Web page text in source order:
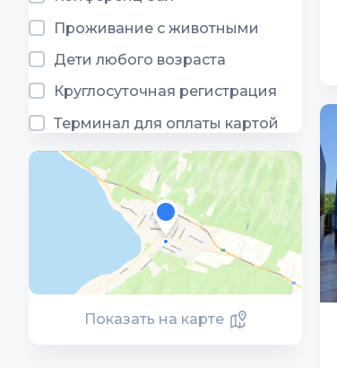
Проживание с животными
Дети любого возраста
Круглосуточная регистрация
Терминал для оплаты картой
Показать на карте